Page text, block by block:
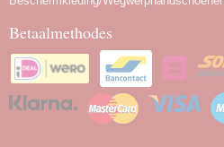
Betaalmethodes